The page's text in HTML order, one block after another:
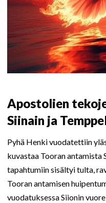
Apostolien
Siinain ja
Pyhä Henki vuodatettiin
kuvastaa Tooran antamista
tapahtumiin sisältyi tulta,
Tooran antamisen
vuodatuksessa Siionin